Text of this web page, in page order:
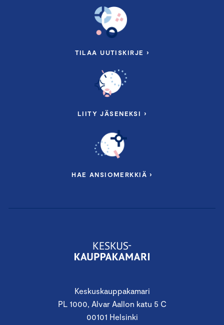
Keskuskauppakamari
PL 1000, Alvar Aallon katu 5 C
00101 Helsinki
TILAA UUTISKIRJE ›
LIITY JÄSENEKSI ›
HAE ANSIOMERKKIÄ ›